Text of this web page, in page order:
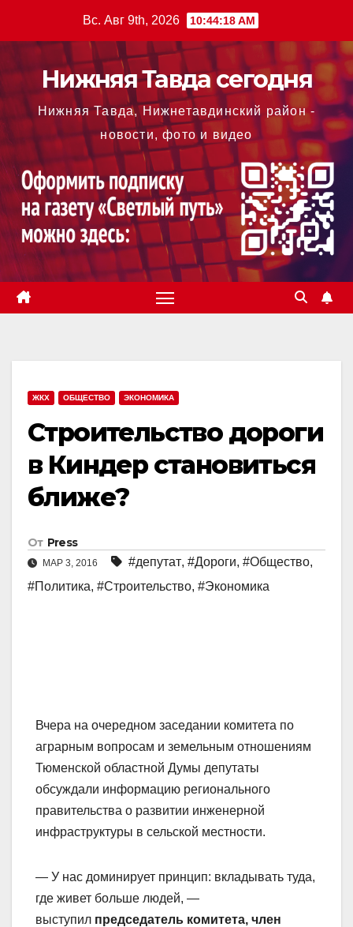
содержимому
Вс. Авг 9th, 2026 10:44:18 AM
Нижняя Тавда сегодня
Нижняя Тавда, Нижнетавдинский район -
новости, фото и видео
ЖКХ ОБЩЕСТВО ЭКОНОМИКА
Строительство дороги
в Киндер становиться
ближе?
От Press
МАР 3, 2016 #депутат, #Дороги, #Общество,
#Политика, #Строительство, #Экономика
Вчера на очередном заседании комитета по
аграрным вопросам и земельным отношениям
Тюменской областной Думы депутаты
обсуждали информацию регионального
правительства о развитии инженерной
инфраструктуры в сельской местности.
— У нас доминирует принцип: вкладывать туда,
где живет больше людей, —
выступил председатель комитета, член